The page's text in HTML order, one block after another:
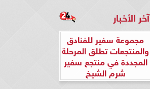
آخر الأخبار
مجموعة سفير للفنادق
والمنتجعات تطلق المرحلة
المجددة في منتجع سفير
شرم الشيخ